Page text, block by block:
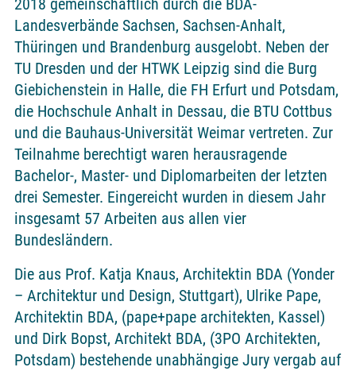
2018 gemeinschaftlich durch die BDA-
Landesverbände Sachsen, Sachsen-Anhalt,
Thüringen und Brandenburg ausgelobt. Neben der
TU Dresden und der HTWK Leipzig sind die Burg
Giebichenstein in Halle, die FH Erfurt und Potsdam,
die Hochschule Anhalt in Dessau, die BTU Cottbus
und die Bauhaus-Universität Weimar vertreten. Zur
Teilnahme berechtigt waren herausragende
Bachelor-, Master- und Diplomarbeiten der letzten
drei Semester. Eingereicht wurden in diesem Jahr
insgesamt 57 Arbeiten aus allen vier
Bundesländern.
Die aus Prof. Katja Knaus, Architektin BDA (Yonder
– Architektur und Design, Stuttgart), Ulrike Pape,
Architektin BDA, (pape+pape architekten, Kassel)
und Dirk Bopst, Architekt BDA, (3PO Architekten,
Potsdam) bestehende unabhängige Jury vergab auf